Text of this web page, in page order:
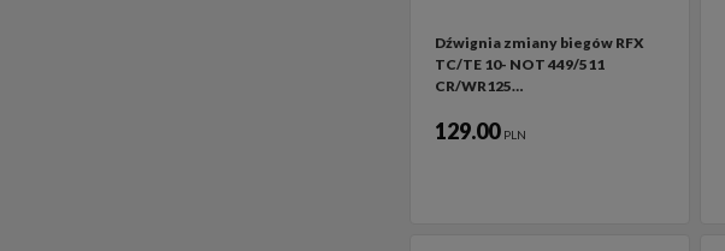
Dźwignia zmiany biegów RFX
TC/TE 10- NOT 449/511
CR/WR125…
129.00 PLN